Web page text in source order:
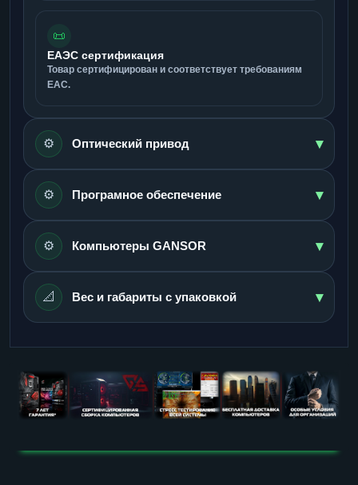
📜
ЕАЭС сертификация
Товар сертифицирован и соответствует требованиям
ЕАС.
⚙️ Оптический привод ▾
⚙️ Програмное обеспечение ▾
⚙️ Компьютеры GANSOR ▾
📐 Вес и габариты с упаковкой ▾